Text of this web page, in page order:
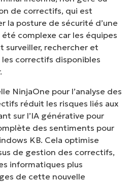
de correctifs, qui est
la posture de sécurité d’une
complexe car les équipes
surveiller, rechercher et
correctifs disponibles
NinjaOne pour l’analyse des
réduit les risques liés aux
sur l’IA générative pour
des sentiments pour
KB. Cela optimise
de gestion des correctifs,
informatiques plus
de cette nouvelle